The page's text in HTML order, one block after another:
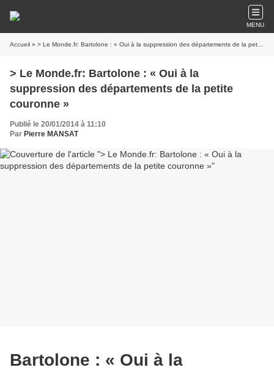
MENU
Accueil » > Le Monde.fr: Bartolone : « Oui à la suppression des départements de la petite couronne »
> Le Monde.fr: Bartolone : « Oui à la
suppression des départements de la petite
couronne »
Publié le 20/01/2014 à 11:10
Par Pierre MANSAT
Bartolone : « Oui à la